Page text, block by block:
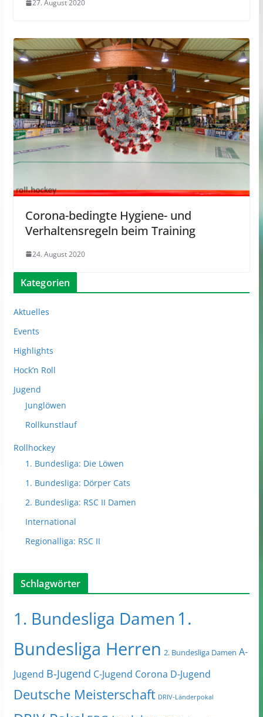
27. August 2020
Corona-bedingte Hygiene- und
Verhaltensregeln beim Training
24. August 2020
Kategorien
Aktuelles
Events
Highlights
Hock’n Roll
Jugend
Junglöwen
Rollkunstlauf
Rollhockey
1. Bundesliga: Die Löwen
1. Bundesliga: Dörper Cats
2. Bundesliga: RSC II Damen
International
Regionalliga: RSC II
Schlagwörter
1. Bundesliga Damen 1.
Bundesliga Herren 2. Bundesliga Damen A-
Jugend B-Jugend C-Jugend Corona D-Jugend
Deutsche Meisterschaft DRIV-Länderpokal